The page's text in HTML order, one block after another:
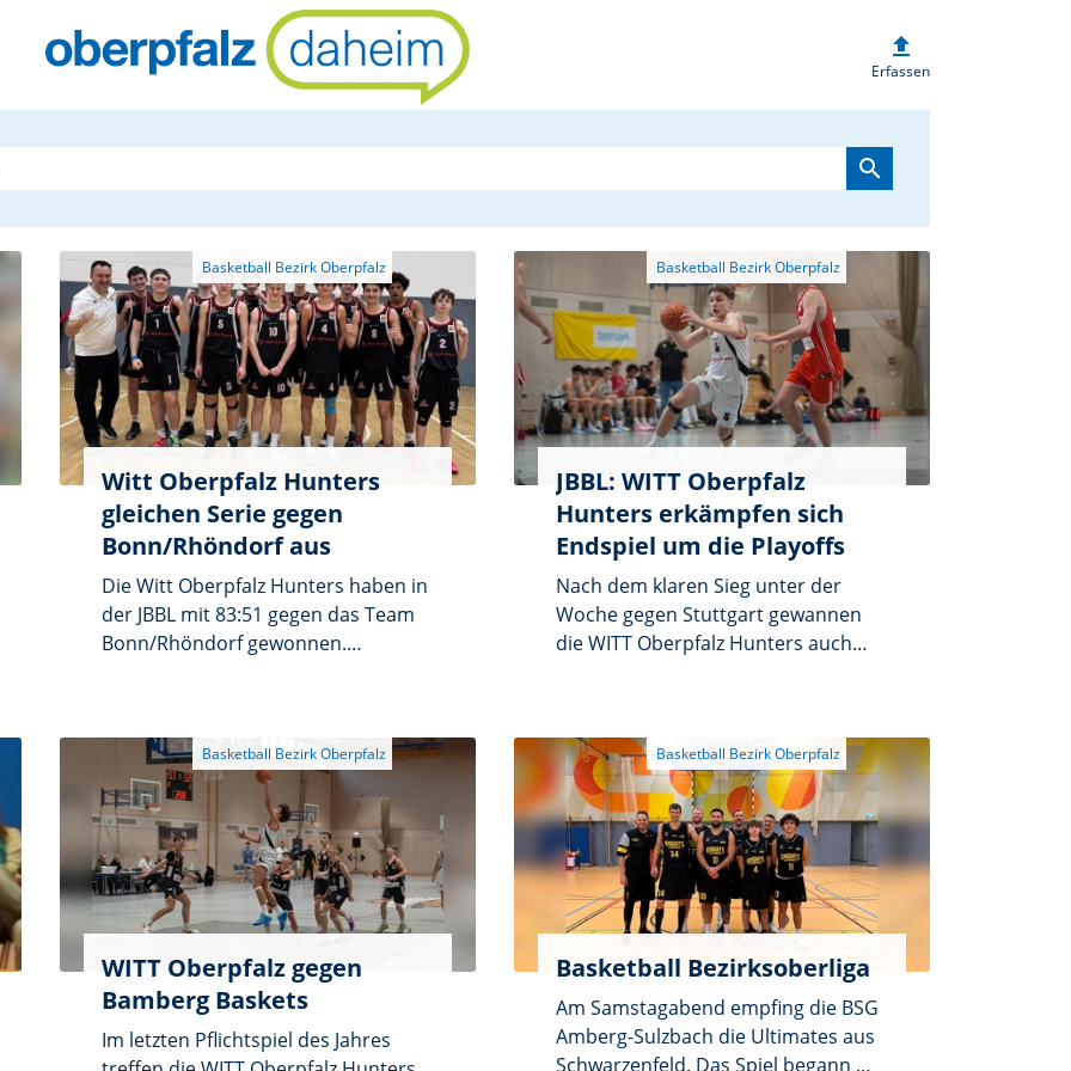
oberpfalzdaheim.de
upload
Erfassen
search
Basketball Bezirk Oberpfalz
Witt Oberpfalz Hunters
gleichen Serie gegen
Bonn/Rhöndorf aus
Die Witt Oberpfalz Hunters haben in
der JBBL mit 83:51 gegen das Team
Bonn/Rhöndorf gewonnen.
dem 17:13 im ersten Viertel und
einer 39:27-Pausenführung ließen
die Oberpfälzer nach dem
Seitenwechsel nur 24 Punkte zu und
punkteten selbst immer wieder im
Fastbreak. Besonders stark: Noel
Petrovic, der den gegnerischen
Topscorer bei 6 Punkten hielt und
selbst 20 Zähler erzielte. Ebenfalls
zweistellig trafen Dominik Weber
(11) und Richard März (10). Auch
Basketball Bezirk Oberpfalz
JBBL: WITT Oberpfalz
Hunters erkämpfen sich
Endspiel um die Playoffs
Nach dem klaren Sieg unter der
Woche gegen Stuttgart gewannen
die WITT Oberpfalz Hunters auch
an waren die Oberpfälzer hellwach
und zeigten, dass sie den Sieg gegen
die Falcons aus Nürnberg unbedingt
mitnehmen wollten. Sofort schafften
es die Hunters durch druckvolle
Verteidigung, einige gute Fastbreaks
zu laufen, und setzten sich schnell
von den Gastgebern ab. Nach dem
Führung konnte noch etwas
ausgebaut werden, doch die
Basketball Bezirk Oberpfalz
WITT Oberpfalz gegen
Bamberg Baskets
Im letzten Pflichtspiel des Jahres
Basketball Bezirk Oberpfalz
Basketball Bezirksoberliga
Am Samstagabend empfing die BSG
Amberg-Sulzbach die Ultimates aus
Schwarzenfeld. Das Spiel begann mit